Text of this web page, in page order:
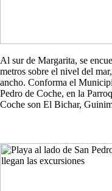
Al sur de Margarita, se
metros sobre el nivel del
ancho. Conforma el
Pedro de Coche, en la
Coche son El Bichar,